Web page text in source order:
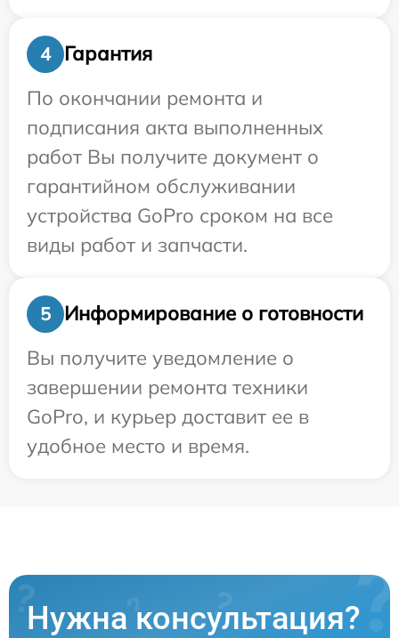
4
Гарантия
По окончании ремонта и
подписания акта выполненных
работ Вы получите документ о
гарантийном обслуживании
устройства GoPro сроком на все
виды работ и запчасти.
5
Информирование о готовности
Вы получите уведомление о
завершении ремонта техники
GoPro, и курьер доставит ее в
удобное место и время.
Нужна консультация?